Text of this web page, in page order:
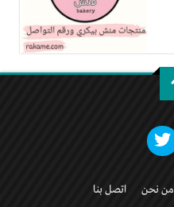
من نحن اتصل بنا